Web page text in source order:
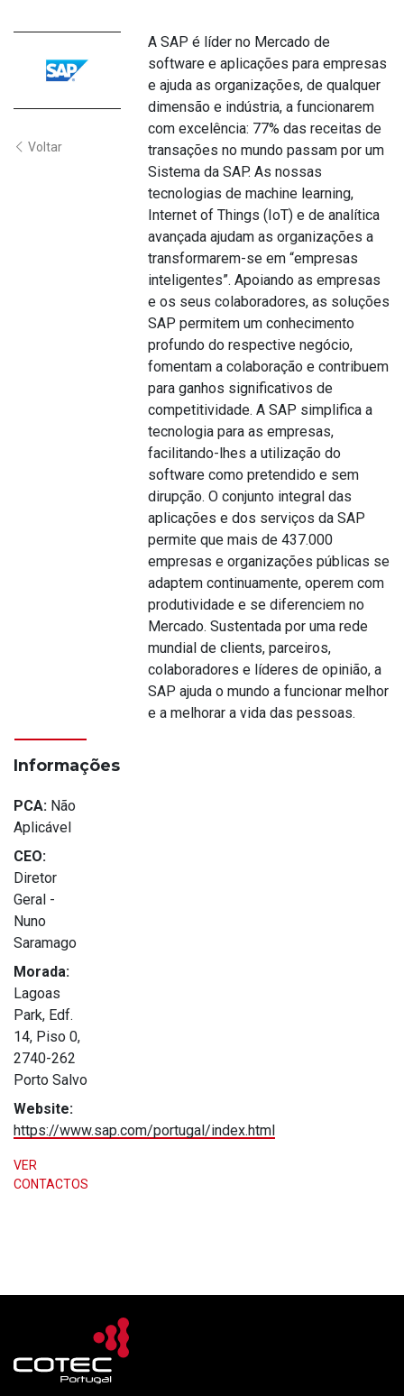
Voltar
A SAP é líder no Mercado de
software e aplicações para empresas
e ajuda as organizações, de qualquer
dimensão e indústria, a funcionarem
com excelência: 77% das receitas de
transações no mundo passam por um
Sistema da SAP. As nossas
tecnologias de machine learning,
Internet of Things (IoT) e de analítica
avançada ajudam as organizações a
transformarem-se em “empresas
inteligentes”. Apoiando as empresas
e os seus colaboradores, as soluções
SAP permitem um conhecimento
profundo do respective negócio,
fomentam a colaboração e contribuem
para ganhos significativos de
competitividade. A SAP simplifica a
tecnologia para as empresas,
facilitando-lhes a utilização do
software como pretendido e sem
dirupção. O conjunto integral das
aplicações e dos serviços da SAP
permite que mais de 437.000
empresas e organizações públicas se
adaptem continuamente, operem com
produtividade e se diferenciem no
Mercado. Sustentada por uma rede
mundial de clients, parceiros,
colaboradores e líderes de opinião, a
SAP ajuda o mundo a funcionar melhor
e a melhorar a vida das pessoas.
Informações
PCA: Não
Aplicável
CEO:
Diretor
Geral -
Nuno
Saramago
Morada:
Lagoas
Park, Edf.
14, Piso 0,
2740-262
Porto Salvo
Website:
https://www.sap.com/portugal/index.html
VER
CONTACTOS